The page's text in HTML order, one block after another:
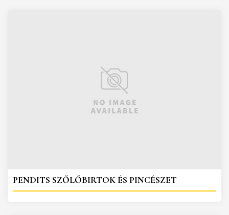
PENDITS SZŐLŐBIRTOK ÉS PINCÉSZET